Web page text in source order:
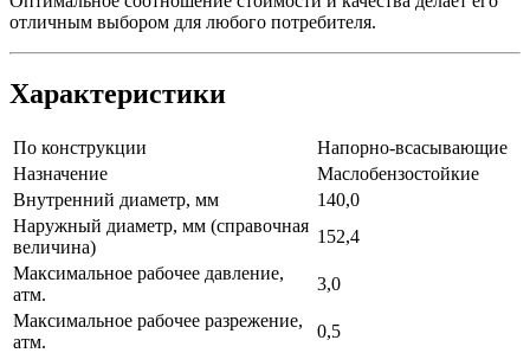
отличным выбором для любого потребителя.
Характеристики
По конструкции
Напорно-всасывающие
Назначение
Маслобензостойкие
Внутренний диаметр, мм
140,0
Наружный диаметр, мм (справочная
величина)
152,4
Максимальное рабочее давление,
атм.
3,0
Максимальное рабочее разрежение,
атм.
0,5